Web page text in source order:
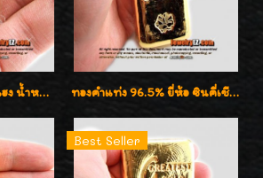
ทองคำแท่งยี่ห้อ ฮั่วเซ่งเฮง น้ำหนัก 76.20กรัม (5บาท) ทองคำแท่ง 96.5% ยี่ห้อ ซินคี่เชียง น้ำหนัก 50 บาท (762.0g)
Best Seller